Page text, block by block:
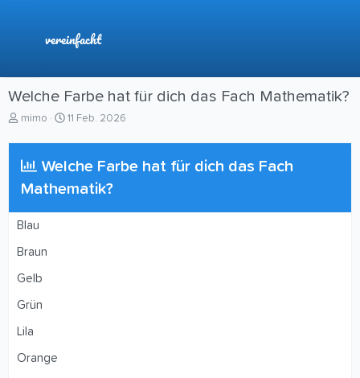
vereinfacht
Welche Farbe hat für dich das Fach Mathematik?
E
s
t
e
e
mimo
E
s
l
11 Feb. 2026
Welche Farbe hat für dich das Fach
Mathematik?
Blau
Braun
Gelb
Grün
Lila
Orange